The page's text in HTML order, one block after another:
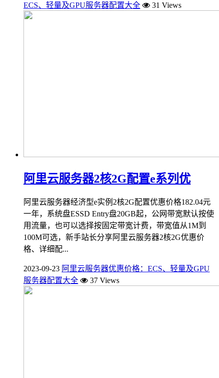
ECS、轻量及GPU服务器配置大全
31 Views
阿里云服务器2核2G配置e系列优
阿里云服务器经济型e实例2核2G配置优惠价格182.04元
一年，系统盘ESSD Entry盘20GB起，公网带宽默认按使
用流量，也可以选择按固定带宽计费，带宽值从1M到
100M可选，新手站长分享阿里云服务器2核2G优惠价
格、详细配...
2023-09-23 阿里云服务器优惠价格：ECS、轻量及GPU
服务器配置大全
37 Views